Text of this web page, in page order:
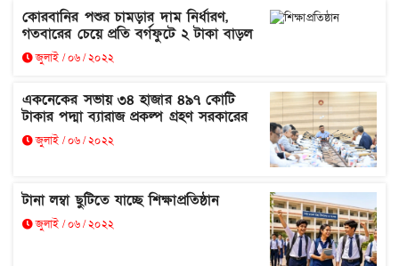
কোরবানির পশুর চামড়ার দাম নির্ধারণ,
গতবারের চেয়ে প্রতি বর্গফুটে ২ টাকা বাড়ল
জুলাই / ০৬ / ২০২২
একনেকের সভায় ৩৪ হাজার ৪৯৭ কোটি
টাকার পদ্মা ব্যারাজ প্রকল্প গ্রহণ সরকারের
জুলাই / ০৬ / ২০২২
টানা লম্বা ছুটিতে যাচ্ছে শিক্ষাপ্রতিষ্ঠান
জুলাই / ০৬ / ২০২২